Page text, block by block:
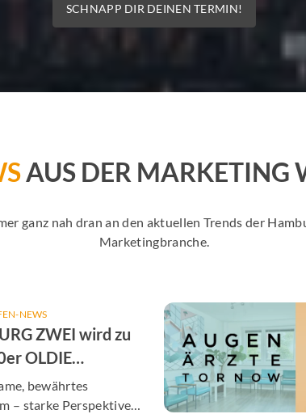
SCHNAPP DIR DEINEN TERMIN!
AUS DER MARKETING
ganz nah dran an den aktuellen Trends der
Marketingbranche.
NEWS
ZWEI wird zu
OLDIE
Hamburg
bewährtes
– starke Perspektiven